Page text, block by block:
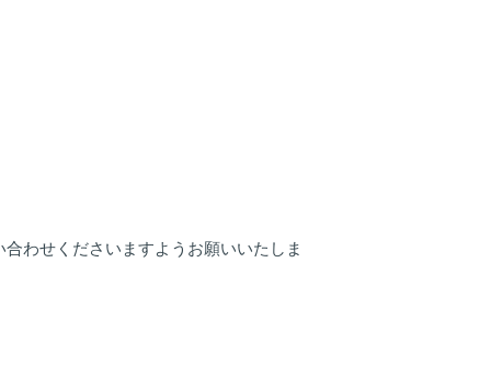
わせくださいますようお願いいたしま